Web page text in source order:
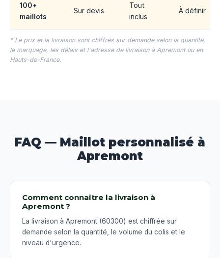
100+
maillots
Sur devis
Tout
inclus
À définir
* Le prix et la livraison sont chiffrés sur demande selon la quantité,
le marquage, les délais et l'adresse de livraison à Apremont ou en
Hauts-de-France.
FAQ — Maillot personnalisé à
Apremont
Comment connaître la livraison à
Apremont ?
La livraison à Apremont (60300) est chiffrée sur
demande selon la quantité, le volume du colis et le
niveau d'urgence.